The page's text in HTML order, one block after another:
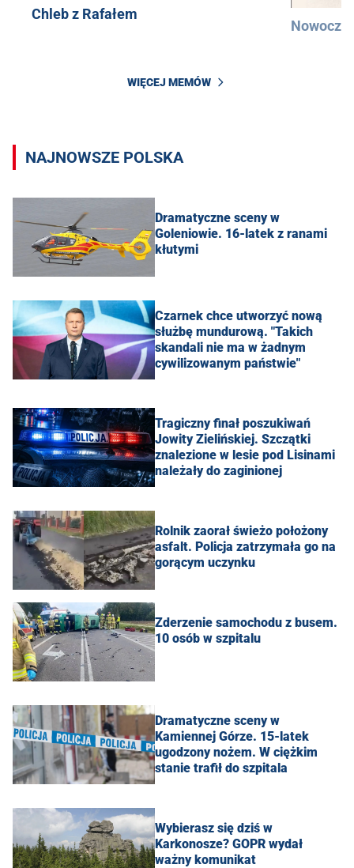
Chleb z Rafałem
WIĘCEJ MEMÓW
NAJNOWSZE POLSKA
Dramatyczne sceny w
Goleniowie. 16-latek z ranami
kłutymi
Czarnek chce utworzyć nową
służbę mundurową. "Takich
skandali nie ma w żadnym
cywilizowanym państwie"
Tragiczny finał poszukiwań
Jowity Zielińskiej. Szczątki
znalezione w lesie pod Lisinami
należały do zaginionej
Rolnik zaorał świeżo położony
asfalt. Policja zatrzymała go na
gorącym uczynku
Zderzenie samochodu z busem.
10 osób w szpitalu
Dramatyczne sceny w
Kamiennej Górze. 15-latek
ugodzony nożem. W ciężkim
stanie trafił do szpitala
Wybierasz się dziś w
Karkonosze? GOPR wydał
ważny komunikat